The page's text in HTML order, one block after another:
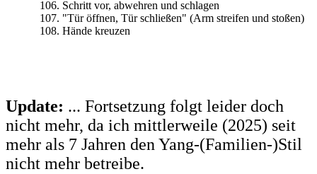
Schritt vor, abwehren und schlagen
"Tür öffnen, Tür schließen" (Arm streifen und stoßen)
Hände kreuzen
Update: ... Fortsetzung folgt leider doch
nicht mehr, da ich mittlerweile (2025) seit
mehr als 7 Jahren den Yang-(Familien-)Stil
nicht mehr betreibe.